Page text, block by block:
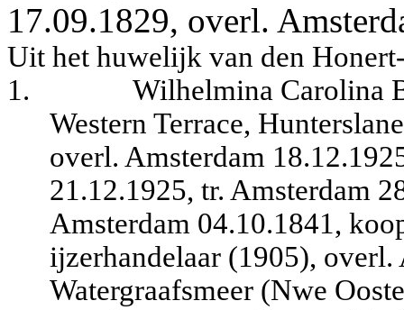
17.09.1829, overl.
Uit het huwelijk van den
1.
Wilhelmina Carolina
Western Terrace,
overl. Amsterdam
21.12.1925, tr. Amsterdam
Amsterdam 04.10.1841,
ijzerhandelaar (1905), overl.
Watergraafsmeer (Nwe